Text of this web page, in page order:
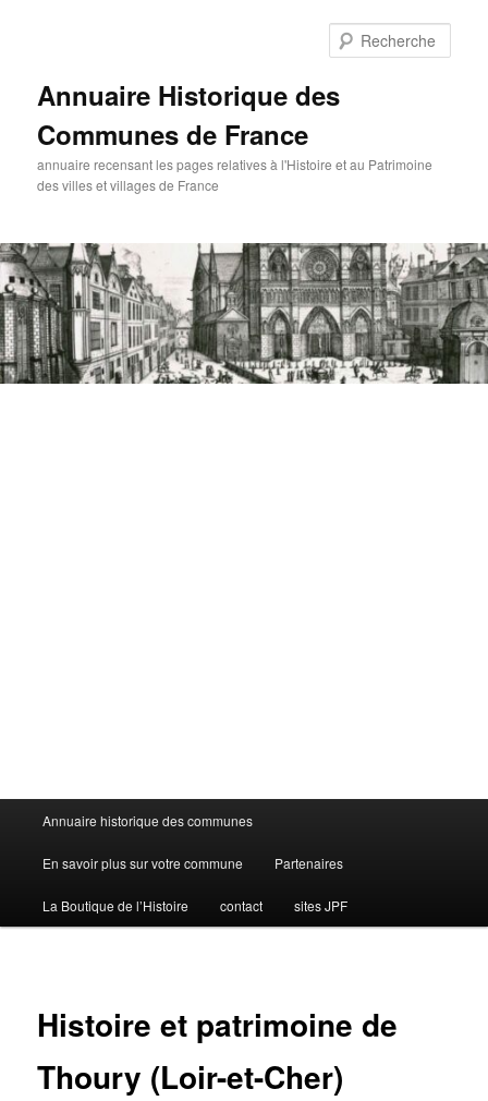
Annuaire Historique des
Communes de France
annuaire recensant les pages relatives à l'Histoire et au Patrimoine
des villes et villages de France
Menu
principal
Annuaire historique des communes
En savoir plus sur votre commune Partenaires
La Boutique de l’Histoire contact sites JPF
Histoire et patrimoine de
Thoury (Loir-et-Cher)